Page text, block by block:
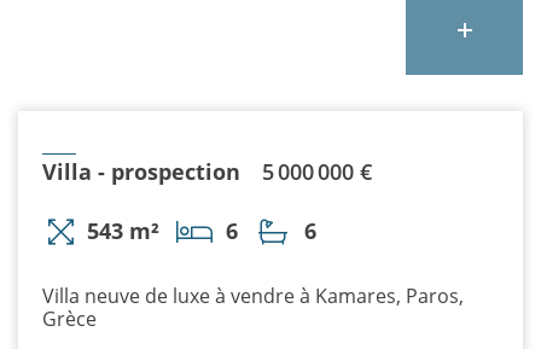
5 000 000 €
Villa - prospection
543 m² 6 6
Villa neuve de luxe à vendre à Kamares, Paros,
Grèce